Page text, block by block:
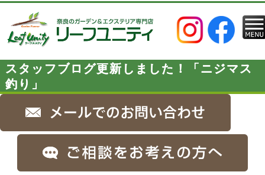
スタッフブログ更新しました！「ニジマス
釣り」